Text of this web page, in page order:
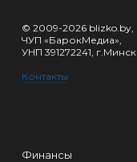
© 2009-2026 blizko.by,
ЧУП «БарокМедиа»,
УНП 391272241, г.Минск
Контакты
Финансы